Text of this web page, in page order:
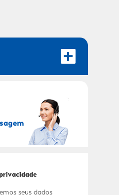
EXCLUSIVAS!
seus dados